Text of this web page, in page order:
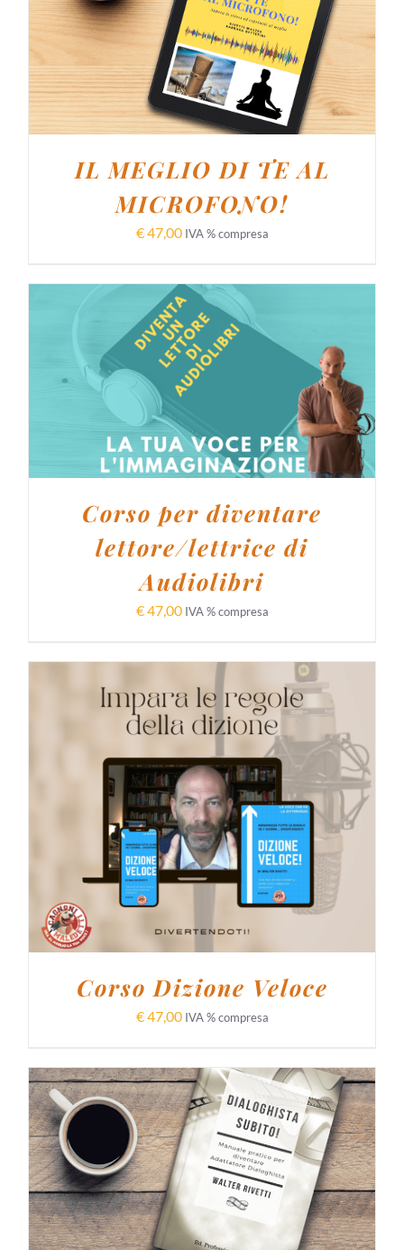
AGGIUNGI AL CARRELLO / DETTAGLI
IL MEGLIO DI TE AL
MICROFONO!
€47,00 IVA % compresa
AGGIUNGI AL CARRELLO DETTAGLI
Corso per diventare
lettore/lettrice di
Audiolibri
€47,00 IVA % compresa
AGGIUNGI AL CARRELLO / DETTAGLI
Corso Dizione Veloce
€47,00 IVA % compresa
AGGIUNGI AL CARRELLO / DETTAGLI